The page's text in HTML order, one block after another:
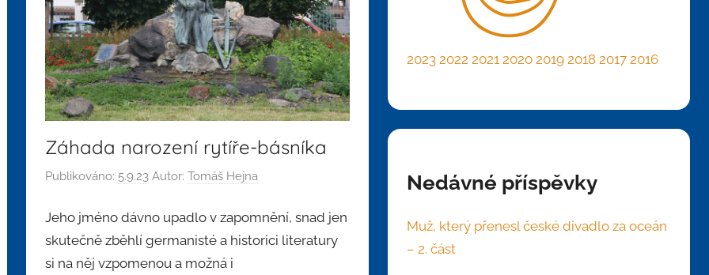
Záhada narození rytíře-básníka
Publikováno: 5.9.23 Autor:Tomáš Hejna
Jeho jméno dávno upadlo v zapomnění, snad jen
skutečně zběhlí germanisté a historici literatury
si na něj vzpomenou a možná i
2023 2022 2021 2020 2019 2018 2017 2016
Nedávné příspěvky
Muž, který přenesl české divadlo za oceán
– 2. část